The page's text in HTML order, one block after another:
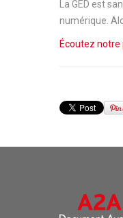
La GED est
numérique.
Écoutez notre